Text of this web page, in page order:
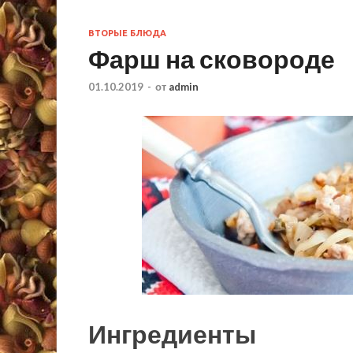
ВТОРЫЕ БЛЮДА
Фарш на сковороде
01.10.2019 - от admin
Ингредиенты